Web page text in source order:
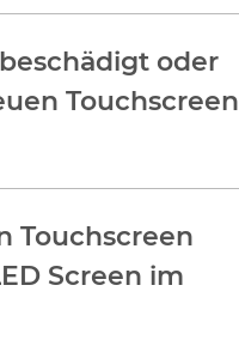
oder
Touchscreen
Touchscreen
Screen im